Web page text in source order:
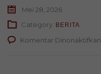
Mei 28, 2026
Category: BERITA
Komentar Dinonaktifkan